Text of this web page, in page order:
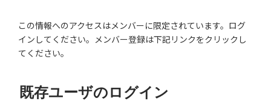
この情報へのアクセスはメンバーに限定されています。ログ
インしてください。メンバー登録は下記リンクをクリックし
てください。
既存ユーザのログイン